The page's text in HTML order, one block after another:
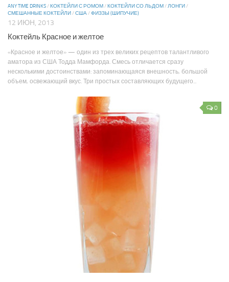
ANY TIME DRINKS/КОКТЕЙЛИ С РОМОМ/КОКТЕЙЛИ СО ЛЬДОМ/ЛОНГИ/
СМЕШАННЫЕ КОКТЕЙЛИ/США/ФИЗЗЫ (ШИПУЧИЕ)
12 ИЮН, 2013
Коктейль Красное и желтое
«Красное и желтое» — один из трех великих рецептов талантливого
аматора из США Тодда Мамфорда. Смесь отличается сразу
несколькими достоинствами: запоминающаяся внешность, большой
объем, освежающий вкус. Три простых составляющих будущего...
0